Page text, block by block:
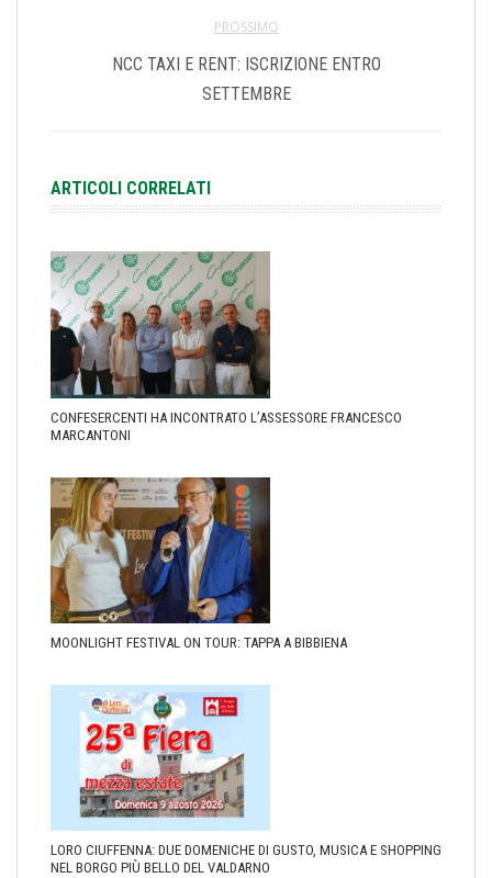
PROSSIMO
NCC TAXI E RENT: ISCRIZIONE ENTRO
SETTEMBRE
ARTICOLI CORRELATI
CONFESERCENTI HA INCONTRATO L’ASSESSORE FRANCESCO
MARCANTONI
MOONLIGHT FESTIVAL ON TOUR: TAPPA A BIBBIENA
LORO CIUFFENNA: DUE DOMENICHE DI GUSTO, MUSICA E SHOPPING
NEL BORGO PIÙ BELLO DEL VALDARNO